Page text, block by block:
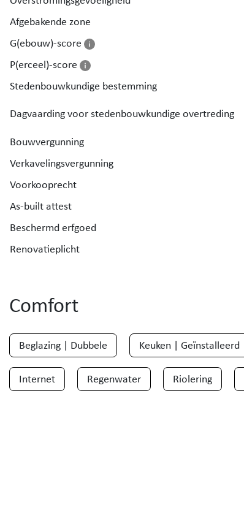
ontwerp metingsplan toegevoegd bij de foto's)
Afgebakende zone
G(ebouw)-score
P(erceel)-score
Stedenbouwkundige bestemming
Dagvaarding voor stedenbouwkundige overtreding
Bouwvergunning
Verkavelingsvergunning
Voorkooprecht
As-built attest
Beschermd erfgoed
Renovatieplicht
Comfort
Beglazing | Dubbele Keuken | Geïnstalleerd
Internet Regenwater Riolering